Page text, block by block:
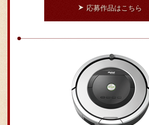
応募作品はこちら